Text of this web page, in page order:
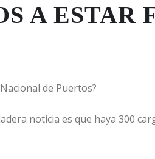
A ESTAR
de Puertos?
noticia es que haya 300